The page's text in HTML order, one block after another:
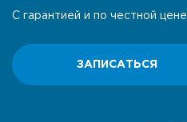
С гарантией и по честной цене
ЗАПИСАТЬСЯ